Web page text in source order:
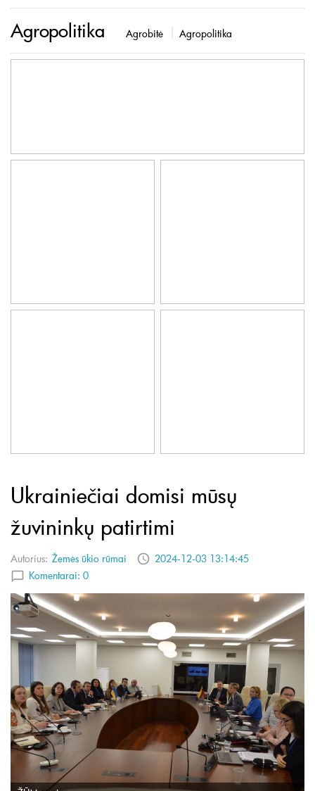
Agropolitika Agrobitė Agropolitika
Ukrainiečiai domisi mūsų
žuvininkų patirtimi
Autorius: Žemės ūkio rūmai
2024-12-03 13:14:45
Komentarai: 0